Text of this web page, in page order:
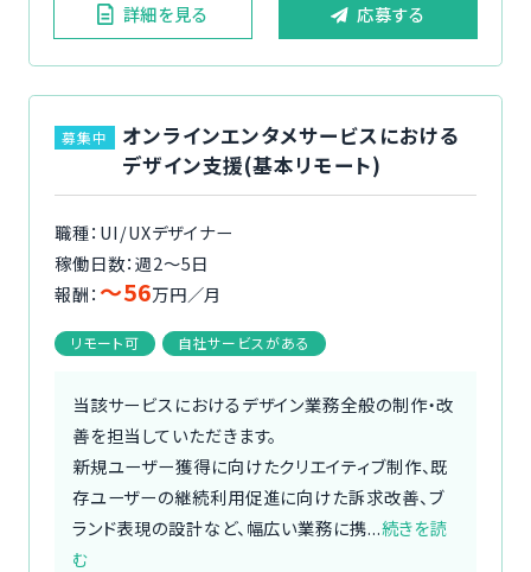
詳細を見る 応募する
募集中
オンラインエンタメサービスにおける
デザイン支援(基本リモート)
職種：UI/UXデザイナー
稼働日数：週2〜5日
報酬： 〜56万円／月
リモート可 自社サービスがある
当該サービスにおけるデザイン業務全般の制作・改
善を担当していただきます。
新規ユーザー獲得に向けたクリエイティブ制作、既
存ユーザーの継続利用促進に向けた訴求改善、ブ
ランド表現の設計など、幅広い業務に携...続きを読
む